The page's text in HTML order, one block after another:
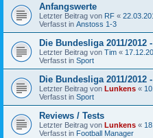
Anfangswerte
Letzter Beitrag von RF «
Verfasst in Anstoss 1-3
Die Bundesliga 2011/2012
Letzter Beitrag von Tim «
Verfasst in Sport
Die Bundesliga 2011/2012
Letzter Beitrag von Lunkens «
Verfasst in Sport
Reviews / Tests
Letzter Beitrag von Lunkens «
Verfasst in Football Manager